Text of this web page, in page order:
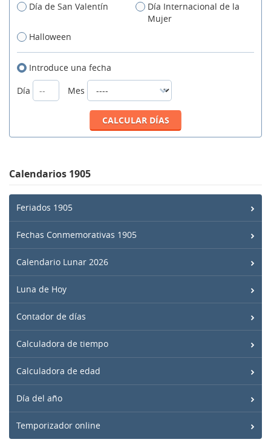
Día de San Valentín
Día Internacional de la
Mujer
Halloween
Introduce una fecha
Día
Mes
Calendarios 1905
Feriados 1905
Fechas Conmemorativas 1905
Calendario Lunar 2026
Luna de Hoy
Contador de días
Calculadora de tiempo
Calculadora de edad
Día del año
Temporizador online